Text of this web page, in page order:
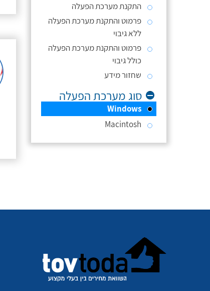
התקנת מערכת הפעלה
פרמוט והתקנת מערכת הפעלה
ללא גיבוי
פרמוט והתקנת מערכת הפעלה
כולל גיבוי
שחזור מידע
סוג מערכת הפעלה
Windows
Macintosh